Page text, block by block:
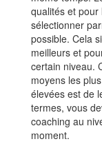
qualités et pour
sélectionner
possible. Cela
meilleurs et
certain niveau.
moyens les
élevées est de
termes, vous
coaching au
moment.